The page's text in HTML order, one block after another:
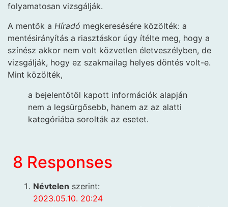
folyamatosan vizsgálják.
A mentők a Híradó megkeresésére közölték: a
mentésirányítás a riasztáskor úgy ítélte meg, hogy a
színész akkor nem volt közvetlen életveszélyben, de
vizsgálják, hogy ez szakmailag helyes döntés volt-e.
Mint közölték,
a bejelentőtől kapott információk alapján
nem a legsürgősebb, hanem az az alatti
kategóriába sorolták az esetet.
8 Responses
Névtelen szerint:
2023.05.10. 20:24